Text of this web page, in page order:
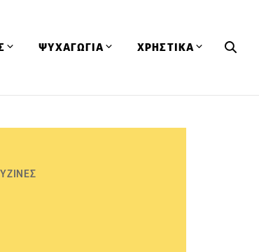
ΨΥΧΑΓΩΓΙΑ ΧΡΗΣΤΙΚΑ